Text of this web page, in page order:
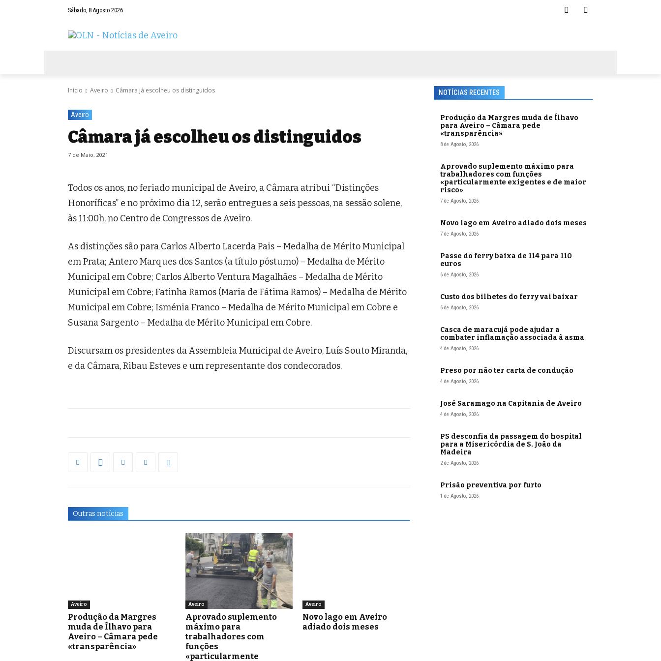
Sábado, 8 Agosto 2026
Início Aveiro Câmara já escolheu os distinguidos
Aveiro
Câmara já escolheu os distinguidos
7 de Maio, 2021
Todos os anos, no feriado municipal de Aveiro, a Câmara atribui “Distinções
Honoríficas” e no próximo dia 12, serão entregues a seis pessoas, na sessão solene,
às 11:00h, no Centro de Congressos de Aveiro.
As distinções são para Carlos Alberto Lacerda Pais – Medalha de Mérito Municipal
em Prata; Antero Marques dos Santos (a título póstumo) – Medalha de Mérito
Municipal em Cobre; Carlos Alberto Ventura Magalhães – Medalha de Mérito
Municipal em Cobre; Fatinha Ramos (Maria de Fátima Ramos) – Medalha de Mérito
Municipal em Cobre; Isménia Franco – Medalha de Mérito Municipal em Cobre e
Susana Sargento – Medalha de Mérito Municipal em Cobre.
Discursam os presidentes da Assembleia Municipal de Aveiro, Luís Souto Miranda,
e da Câmara, Ribau Esteves e um representante dos condecorados.
Outras notícias
Aveiro
Produção da Margres
muda de Ílhavo para
Aveiro – Câmara pede
«transparência»
Aveiro
Aprovado suplemento
máximo para
trabalhadores com
funções
«particularmente
Aveiro
Novo lago em Aveiro
adiado dois meses
NOTÍCIAS RECENTES
Produção da Margres muda de Ílhavo
para Aveiro – Câmara pede
«transparência»
8 de Agosto, 2026
Aprovado suplemento máximo para
trabalhadores com funções
«particularmente exigentes e de maior
risco»
7 de Agosto, 2026
Novo lago em Aveiro adiado dois meses
7 de Agosto, 2026
Passe do ferry baixa de 114 para 110
euros
6 de Agosto, 2026
Custo dos bilhetes do ferry vai baixar
6 de Agosto, 2026
Casca de maracujá pode ajudar a
combater inflamação associada à asma
4 de Agosto, 2026
Preso por não ter carta de condução
4 de Agosto, 2026
José Saramago na Capitania de Aveiro
4 de Agosto, 2026
PS desconfia da passagem do hospital
para a Misericórdia de S. João da
Madeira
2 de Agosto, 2026
Prisão preventiva por furto
1 de Agosto, 2026